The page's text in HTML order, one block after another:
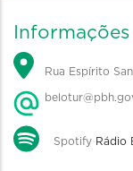
Rua Espírito
Spotify Rádio